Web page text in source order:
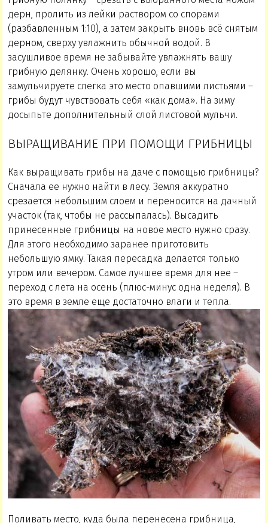
дерн, пролить из лейки раствором со спорами
(разбавленным 1:10), а затем закрыть вновь всё снятым
дерном, сверху увлажнить обычной водой. В
засушливое время не забывайте увлажнять вашу
грибную делянку. Очень хорошо, если вы
замульчируете слегка это место опавшими листьями –
грибы будут чувствовать себя «как дома». На зиму
досыпьте дополнительный слой листовой мульчи.
ВЫРАЩИВАНИЕ ПРИ ПОМОЩИ ГРИБНИЦЫ
Как выращивать грибы на даче с помощью грибницы?
Сначала ее нужно найти в лесу. Земля аккуратно
срезается небольшим слоем и переносится на дачный
участок (так, чтобы не рассыпалась). Высадить
принесенные грибницы на новое место нужно сразу.
Для этого необходимо заранее приготовить
небольшую ямку. Такая пересадка делается только
утром или вечером. Самое лучшее время для нее –
переход с лета на осень (плюс-минус одна неделя). В
это время в земле еще достаточно влаги и тепла.
Поливать место, куда была перенесена грибница,